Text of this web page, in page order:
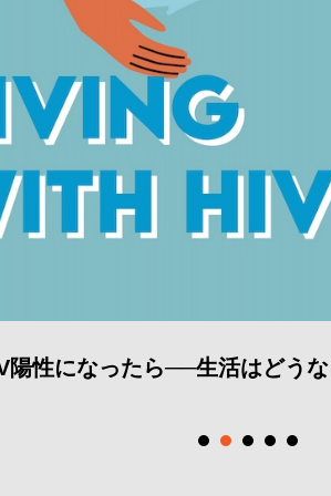
陽性になったら──生活はどうな